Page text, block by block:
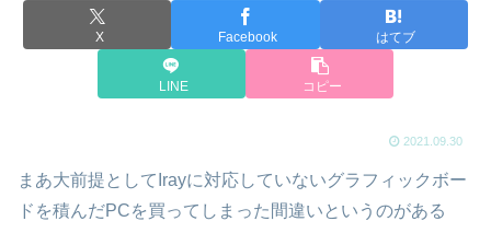
X Facebook はてブ
LINE コピー
2021.09.30
まあ大前提としてIrayに対応していないグラフィックボー
ドを積んだPCを買ってしまった間違いというのがある